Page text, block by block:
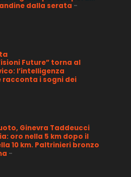
dalla serata -
Future” torna al
l’intelligenza
i sogni dei
Ginevra Taddeucci
oro nella 5 km dopo il
10 km. Paltrinieri bronzo
-